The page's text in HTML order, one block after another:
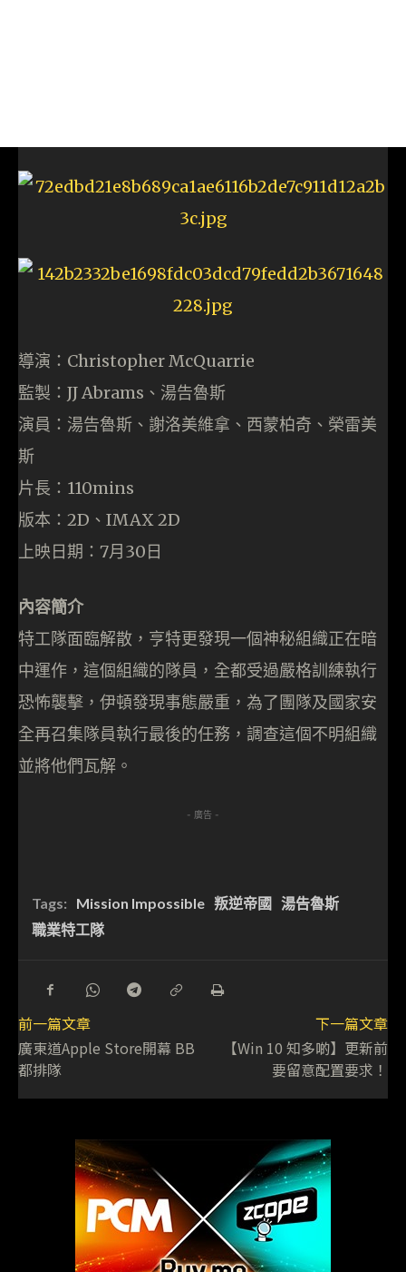
導演：Christopher McQuarrie
監製：JJ Abrams、湯告魯斯
演員：湯告魯斯、謝洛美維拿、西蒙柏奇、榮雷美
斯
片長：110mins
版本：2D、IMAX 2D
上映日期：7月30日
內容簡介
特工隊面臨解散，亨特更發現一個神秘組織正在暗
中運作，這個組織的隊員，全都受過嚴格訓練執行
恐怖襲擊，伊頓發現事態嚴重，為了團隊及國家安
全再召集隊員執行最後的任務，調查這個不明組織
並將他們瓦解。
- 廣告 -
Tags: Mission Impossible 叛逆帝國
湯告魯斯
職業特工隊
前一篇文章
廣東道Apple Store開幕 BB
都排隊
下一篇文章
【Win 10 知多啲】更新前
要留意配置要求！